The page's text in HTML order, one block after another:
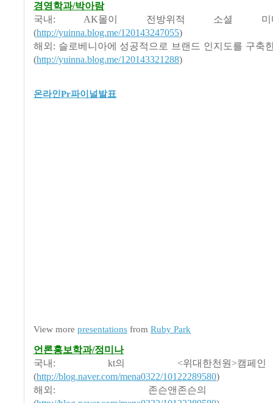
경영학과/박아람
국내: AK몰이 전방위적 소셜 미
(http://yuinna.blog.me/120143247055)
해외: 슬로베니아에 성공적으로 브랜드 인지도를 구축
(http://yuinna.blog.me/120143321288)
온라인Pr파이널발표
View more presentations from Ruby Park
언론홍보학과/정미나
국내: kt의 <위대한천원>캠
(http://blog.naver.com/mena0322/10122289580)
해외: 존슨앤존슨의 위